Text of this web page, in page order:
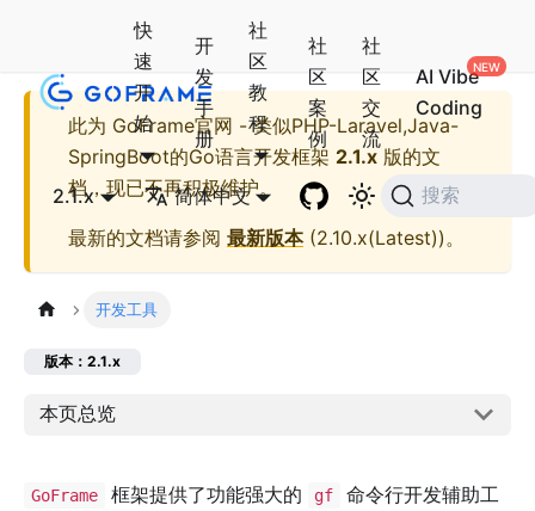
快
速
开
始
开
发
手
册
社
区
教
程
社
区
案
例
社
区
交
流
AI Vibe
Coding
2.1.x 简体中文 搜索
此为 GoFrame官网 - 类似PHP-Laravel,Java-
SpringBoot的Go语言开发框架 2.1.x 版的文
档，现已不再积极维护。
最新的文档请参阅 最新版本(2.10.x(Latest))。
开发工具
版本：2.1.x
本页总览
GoFrame 框架提供了功能强大的 gf
命令行开发辅助工